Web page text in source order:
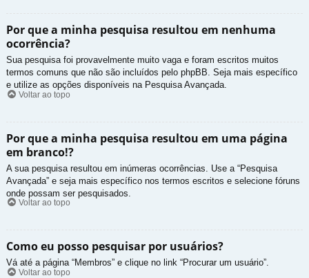
Por que a minha pesquisa resultou em nenhuma
ocorrência?
Sua pesquisa foi provavelmente muito vaga e foram escritos muitos
termos comuns que não são incluídos pelo phpBB. Seja mais específico
e utilize as opções disponíveis na Pesquisa Avançada.
Voltar ao topo
Por que a minha pesquisa resultou em uma página
em branco!?
A sua pesquisa resultou em inúmeras ocorrências. Use a “Pesquisa
Avançada” e seja mais específico nos termos escritos e selecione fóruns
onde possam ser pesquisados.
Voltar ao topo
Como eu posso pesquisar por usuários?
Vá até a página “Membros” e clique no link “Procurar um usuário”.
Voltar ao topo